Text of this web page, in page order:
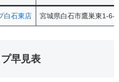
白石東店 宮城県白石市鷹巣東1-6-
早見表